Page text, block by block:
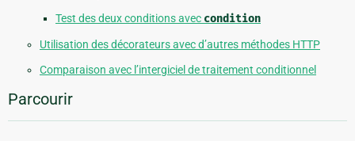
Test des deux conditions avec condition
Utilisation des décorateurs avec d’autres méthodes HTTP
Comparaison avec l’intergiciel de traitement conditionnel
Parcourir